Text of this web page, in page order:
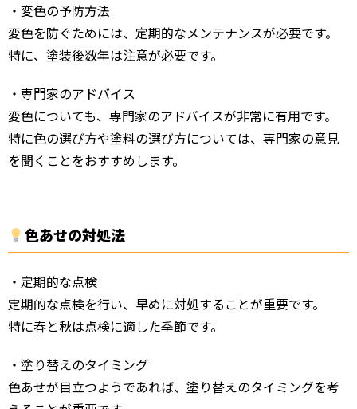
・変色の予防方法
変色を防ぐためには、定期的なメンテナンスが必要です。
特に、塗装後数年は注意が必要です。
・専門家のアドバイス
変色についても、専門家のアドバイスが非常に有用です。
特に色の選び方や塗料の選び方については、専門家の意見
を聞くことをおすすめします。
色あせの対処法
・定期的な点検
定期的な点検を行い、早めに対処することが重要です。
特に春と秋は点検に適した季節です。
・塗り替えのタイミング
色あせが目立つようであれば、塗り替えのタイミングを考